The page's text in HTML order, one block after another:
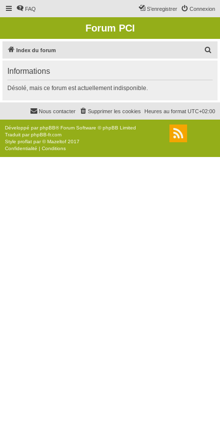
FAQ Connexion
S’enregistrer
Forum PCI
Index du forum
r
c
r
Informations
Désolé, mais ce forum est actuellement indisponible.
Heures au format UTC+02:00
Supprimer les cookies
Nous contacter
Développé parphpBB® Forum Software © phpBB Limited
Traduit parphpBB-fr.com
Style proflat par ©Mazeltof 2017
Confidentialité | Conditions